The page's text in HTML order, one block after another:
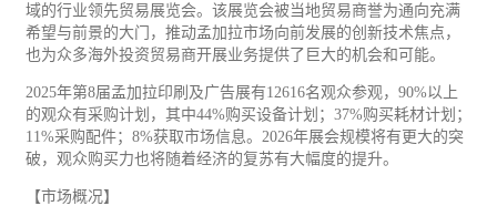
域的行业领先贸易展览会。该展览会被当地贸易商誉为通向充满
希望与前景的大门，推动孟加拉市场向前发展的创新技术焦点，
也为众多海外投资贸易商开展业务提供了巨大的机会和可能。
2025年第8届孟加拉印刷及广告展有12616名观众参观，90%以上
的观众有采购计划，其中44%购买设备计划；37%购买耗材计划；
11%采购配件；8%获取市场信息。2026年展会规模将有更大的突
破，观众购买力也将随着经济的复苏有大幅度的提升。
【市场概况】